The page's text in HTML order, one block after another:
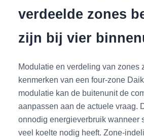
verdeelde zones
zijn bij vier
Modulatie en verdeling van zones
kenmerken van een four-zone
modulatie kan de buitenunit de
aanpassen aan de actuele vraag.
onnodig energieverbruik wanneer
veel koelte nodig heeft. Zone-